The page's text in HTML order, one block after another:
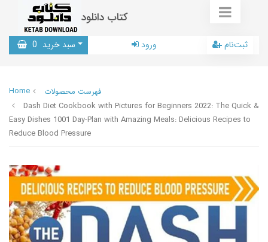
کتاب دانلود
سبد خرید 0 ورود ثبت‌نام
Home
فهرست محصولات
Dash Diet Cookbook with Pictures for Beginners 2022: The Quick &
Easy Dishes 1001 Day-Plan with Amazing Meals: Delicious Recipes to
Reduce Blood Pressure